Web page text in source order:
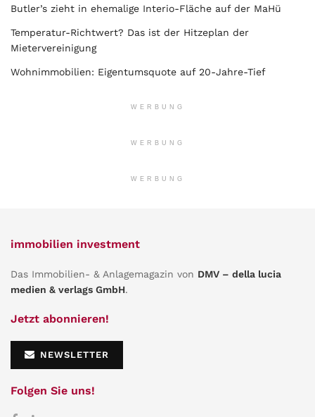
Butler’s zieht in ehemalige Interio-Fläche auf der MaHü
Temperatur-Richtwert? Das ist der Hitzeplan der
Mietervereinigung
Wohnimmobilien: Eigentumsquote auf 20-Jahre-Tief
WERBUNG
WERBUNG
WERBUNG
immobilien investment
Das Immobilien- & Anlagemagazin von DMV – della lucia
medien & verlags GmbH.
Jetzt abonnieren!
NEWSLETTER
Folgen Sie uns!